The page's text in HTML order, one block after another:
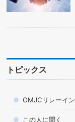
トピックス
OMJCリレーイ
この人に聞く